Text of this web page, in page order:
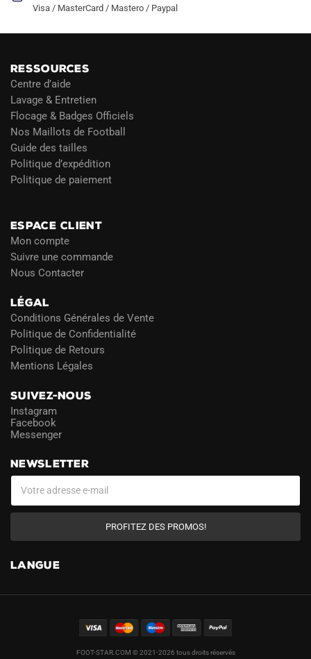
Visa / MasterCard / Mastero / Paypal
RESSOURCES
Centre d’aide
Lavage & Entretien
Flocage & Badges Officiels
Nos Maillots de Football
Guide des tailles
Politique d’expédition
Politique de paiement
ESPACE CLIENT
Mon compte
Suivre une commande
Nous Contacter
LÉGAL
Conditions Générales de Vente
Politique de Confidentialité
Politique de Retours
Mentions Légales
SUIVEZ-NOUS
Instagram
Facebook
Messenger
NEWSLETTER
PROFITEZ DES PROMOS!
LANGUE
FOOT-STAR.COM © 2021-2026 tous droits réservés